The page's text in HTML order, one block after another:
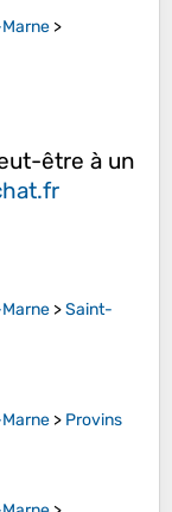
>
être à un
>Saint-
> Provins